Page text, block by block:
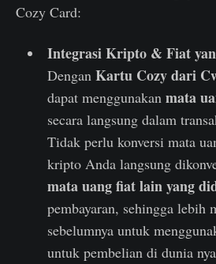
Cozy Card:
Integrasi Kripto & Fiat
Dengan Kartu Cozy dari
dapat menggunakan mata
secara langsung dalam
Tidak perlu konversi mata
kripto Anda langsung
mata uang fiat lain yang
pembayaran, sehingga lebih
sebelumnya untuk
untuk pembelian di dunia